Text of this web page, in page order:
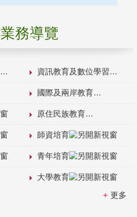
業務導覽
資訊教育及數位學習
國際及兩岸教育
原住民族教育
師資培育
青年培育
大學教育
更多